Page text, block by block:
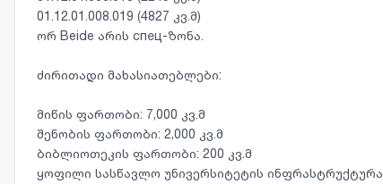
01.12.01.008.019 (4827 კვ.მ)
ორ Beide არის спец-ზონა.
ძირითადი მახასიათებლები:
მიწის ფართობი: 7,000 კვ.მ
შენობის ფართობი: 2,000 კვ.მ
ბიბლიოთეკის ფართობი: 200 კვ.მ
ყოფილი სასწავლო უნივერსიტეტის ინფრასტრუქტურა